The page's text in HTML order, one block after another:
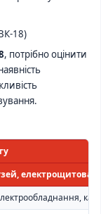
18)
, потрібно оцінити
електрощитова,